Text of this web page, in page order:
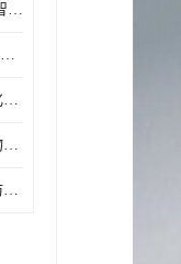
工业4.0智能无人工厂 宁波智能制造仿真项目
广东新零售物流实训 *智能 实战演练型
肇庆新零售物流实训 数字化赋能 创新实践
智慧物流项目 张家口智能物流装备
实战演练型 淮安智慧零售仿真实训 实战沉浸式